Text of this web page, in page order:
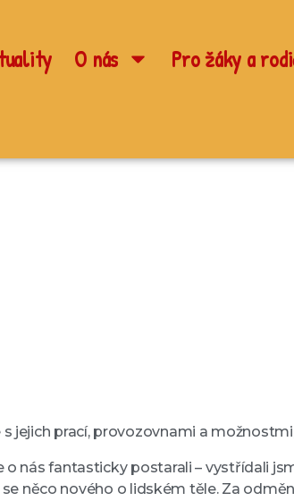
O nás Pro žáky a
jejich prací, provozovnami a
nás fantasticky postarali – vystřídali
něco nového o lidském těle. Za